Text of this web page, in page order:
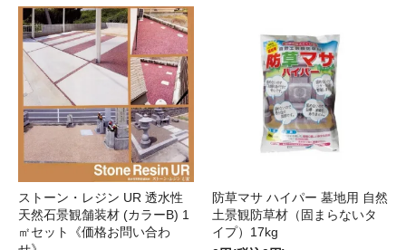
ストーン・レジン UR 透水性
天然石景観舗装材 (カラーB) 1
㎡セット《価格お問い合わ
防草マサ ハイパー 墓地用 自然
土景観防草材（固まらないタ
イプ）17kg